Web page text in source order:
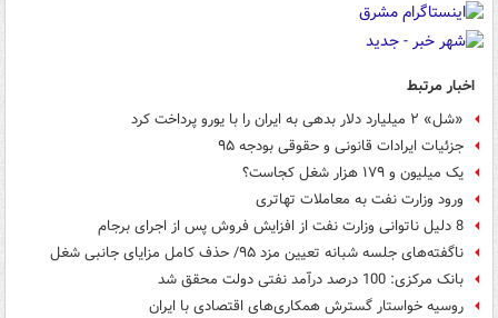
اخبار مرتبط
«شل» ۲ میلیارد دلار بدهی به ایران را با یورو پرداخت کرد
جزئیات ایرادات قانونی و حقوقی بودجه ۹۵
یک‌ میلیون و ۱۷۹ هزار شغل کجاست؟
ورود وزارت نفت به معاملات تهاتری
8 دلیل ناتوانی وزارت نفت از افزایش فروش پس از اجرای برجام
ناگفته‌های جلسه شبانه تعیین مزد ۹۵/ حذف کامل مزایای جانبی شغل
بانک مرکزی: 100 درصد درآمد نفتی دولت محقق شد
روسیه خواستار گسترش همکاری‌های اقتصادی با ایران